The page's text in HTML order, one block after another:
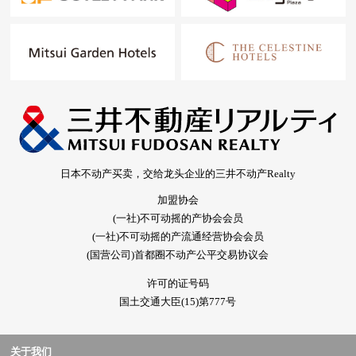
日本不动产买卖，交给龙头企业的三井不动产Realty
加盟协会
(一社)不可动摇的产协会会员
(一社)不可动摇的产流通经营协会会员
(国营公司)首都圈不动产公平交易协议会
许可的证号码
国土交通大臣(15)第777号
关于我们